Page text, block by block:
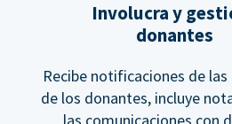
Involucra y
donantes
Recibe notificaciones de
de los donantes, incluye